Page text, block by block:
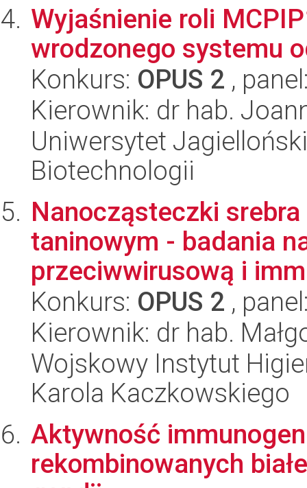
Wyjaśnienie roli
wrodzonego systemu
Konkurs: OPUS 2 ,
Kierownik: dr hab.
Uniwersytet
Biotechnologii
Nanocząsteczki
taninowym - badania
przeciwwirusową i
Konkurs: OPUS 2 ,
Kierownik: dr hab.
Wojskowy Instytut
Karola Kaczkowskiego
Aktywność
rekombinowanych